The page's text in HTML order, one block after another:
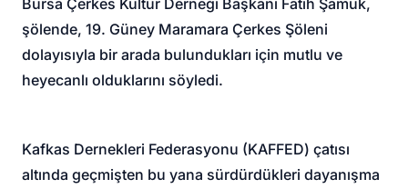
şölende, 19. Güney Maramara Çerkes Şöleni
dolayısıyla bir arada bulundukları için mutlu ve
heyecanlı olduklarını söyledi.
Kafkas Dernekleri Federasyonu (KAFFED) çatısı
altında geçmişten bu yana sürdürdükleri dayanışma